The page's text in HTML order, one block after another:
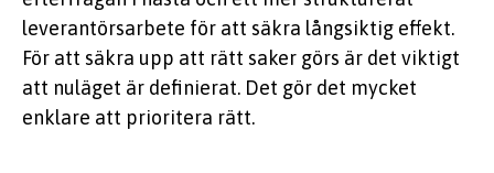
leverantörsarbete för att säkra långsiktig effekt.
För att säkra upp att rätt saker görs är det viktigt
att nuläget är definierat. Det gör det mycket
enklare att prioritera rätt.